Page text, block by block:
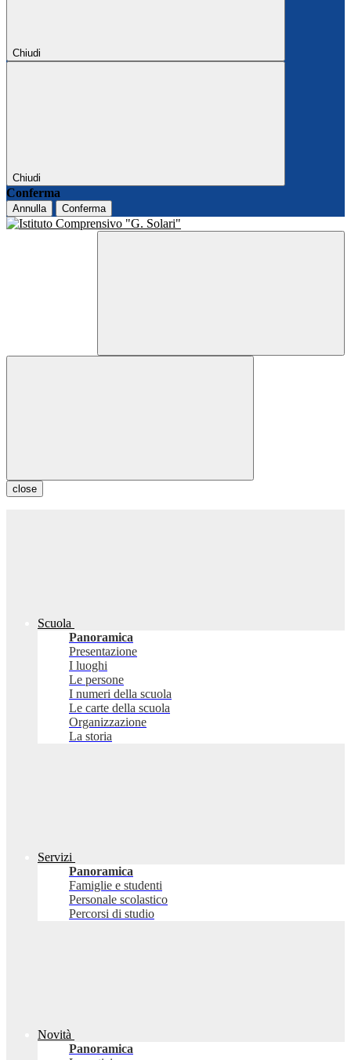
Chiudi
Chiudi
Conferma
Annulla Conferma
close
Scuola
Panoramica
Presentazione
I luoghi
Le persone
I numeri della scuola
Le carte della scuola
Organizzazione
La storia
Servizi
Panoramica
Famiglie e studenti
Personale scolastico
Percorsi di studio
Novità
Panoramica